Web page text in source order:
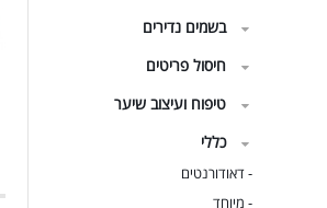
בשמים נדירים
חיסול פריטים
טיפוח ועיצוב שיער
כללי
-דאודורנטים
- מיוחד